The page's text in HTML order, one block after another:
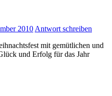
2010 Antwort schreiben
mit gemütlichen und
und Erfolg für das Jahr